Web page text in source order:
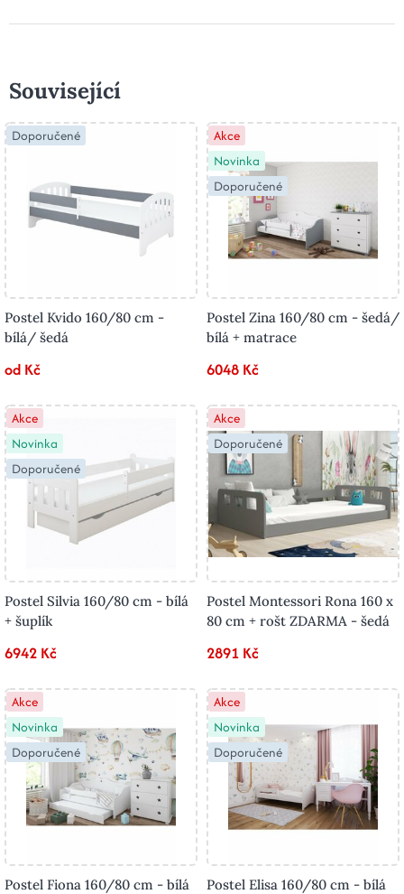
Související
Doporučené
Postel Kvido 160/80 cm -
bílá/ šedá
od Kč
Akce
Novinka
Doporučené
Postel Zina 160/80 cm - šedá/
bílá + matrace
6048 Kč
Akce
Novinka
Doporučené
Postel Silvia 160/80 cm - bílá
+ šuplík
6942 Kč
Akce
Doporučené
Postel Montessori Rona 160 x
80 cm + rošt ZDARMA - šedá
2891 Kč
Akce
Novinka
Doporučené
Postel Fiona 160/80 cm - bílá
Akce
Novinka
Doporučené
Postel Elisa 160/80 cm - bílá